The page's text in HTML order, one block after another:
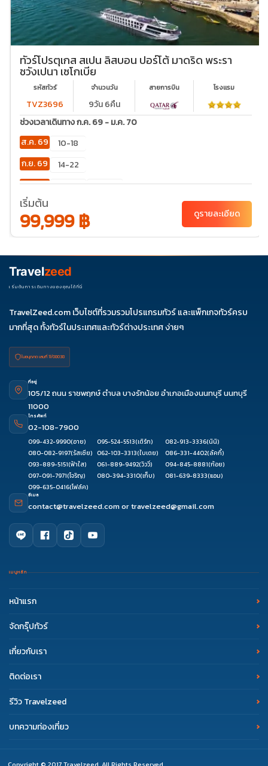
ทัวร์โปรตุเกส สเปน ลิสบอน ปอร์โต้ มาดริด พระรา
ชวังเปนา เซโกเบีย
รหัสทัวร์
TVZ3696
จำนวนวัน
9วัน 6คืน
สายการบิน โรงเเรม
ช่วงเวลาเดินทาง ก.ค. 69 - ม.ค. 70
ส.ค. 69
10-18
ก.ย. 69
14-22
ต.ค. 69
12-20
19-27
พ.ย. 69
ธ.ค. 69
03-11
เริ่มต้น
99,999 ฿ ดูรายละเอียด
Travelzeed
เริ่มต้นการเดินทางของคุณได้ที่นี่
TravelZeed.com เว็บไซต์ที่รวมรวมโปรแกรมทัวร์ และแพ็กเกจทัวร์ครบ
มากที่สุด ทั้งทัวร์ในประเทศและทัวร์ต่างประเทศ ง่ายๆ
ใบอนุญาต เลขที่ 11/08038
ที่อยู่
105/12 ถนน ราชพฤกษ์ ตำบล บางรักน้อย อำเภอเมืองนนทบุรี นนทบุรี
11000
โทรศัพท์
02-108-7900
099-432-9990(อาย) 095-524-5513(เติร์ก) 082-913-3336(นินิ)
080-082-9197(รัสเซีย) 062-103-3313(ใบเตย) 086-331-4402(ลัคกี้)
093-889-5151(ฟ้าใส) 061-889-9492(วิววี่) 094-845-8881(ก้อย)
097-091-7971(โจริญ) 080-394-3310(เก็บ) 081-639-8333(แอม)
099-635-0416(โฟล์ค)
อีเมล
contact@travelzeed.comortravelzeed@gmail.com
เมนูหลัก
หน้าแรก
จัดกรุ๊ปทัวร์
เกี่ยวกับเรา
ติดต่อเรา
รีวิว Travelzeed
บทความท่องเที่ยว
Copyright © 2017 Travelzeed. All Rights Reserved.